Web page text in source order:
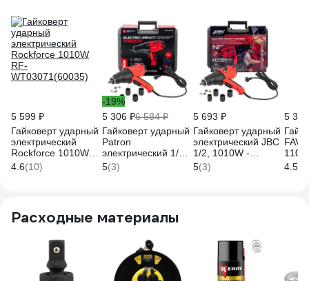
5 599 ₽
Гайковерт ударный
электрический
Rockforce 1010W
RF-
WT03071(60035)
4.6(10)
-19%
5 306 ₽6 584 ₽
Гайковерт ударный
Patron
электрический 1/2,
1010W P-
WT03071(62819)
5(3)
5 693 ₽
Гайковерт ударный
электрический JBC
1/2, 1010W -
WT03071(62820)
JBC-
5(3)
5
1100
об/
4.5
Расходные материалы